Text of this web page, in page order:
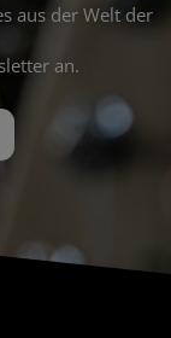
aus der Welt der
an.